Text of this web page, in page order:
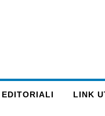
EDITORIALI LINK